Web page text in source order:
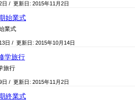
日 / 更新日: 2015年11月2日
始業式
業式
日 / 更新日: 2015年10月14日
学旅行
旅行
日 / 更新日: 2015年11月2日
終業式